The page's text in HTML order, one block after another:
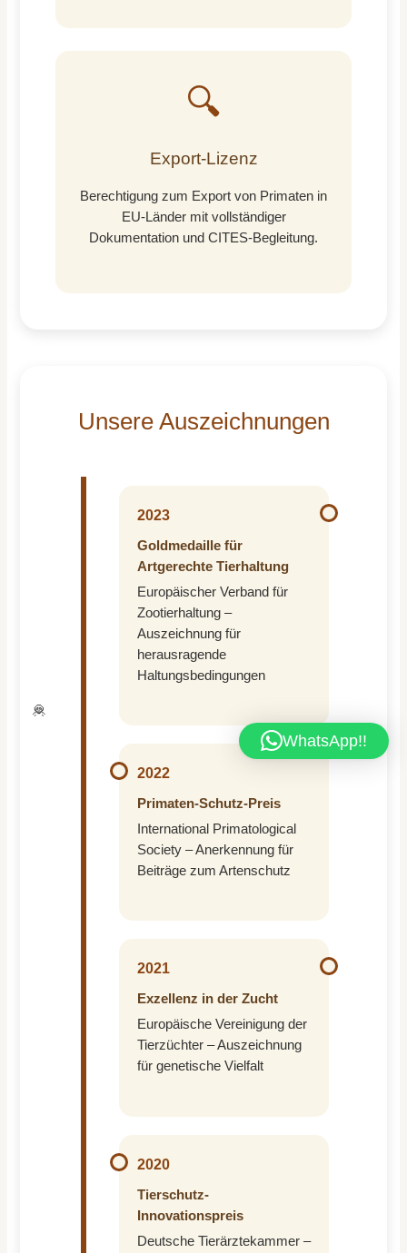
🦧
🔍
Export-Lizenz
Berechtigung zum Export von Primaten in
EU-Länder mit vollständiger
Dokumentation und CITES-Begleitung.
Unsere Auszeichnungen
2023
Goldmedaille für
Artgerechte Tierhaltung
Europäischer Verband für
Zootierhaltung –
Auszeichnung für
herausragende
Haltungsbedingungen
2022
Primaten-Schutz-Preis
International Primatological
Society – Anerkennung für
Beiträge zum Artenschutz
2021
Exzellenz in der Zucht
Europäische Vereinigung der
Tierzüchter – Auszeichnung
für genetische Vielfalt
2020
Tierschutz-
Innovationspreis
Deutsche Tierärztekammer –
WhatsApp!!